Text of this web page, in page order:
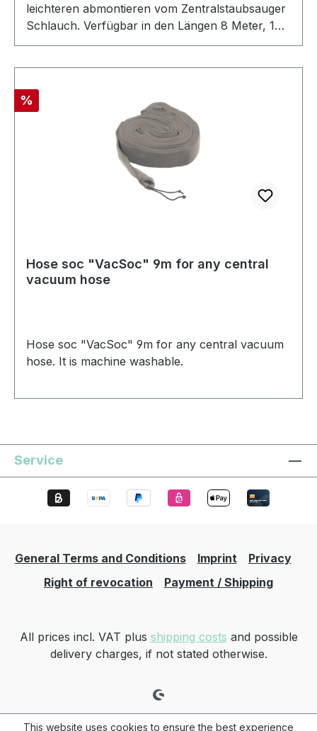
leichteren abmontieren vom Zentralstaubsauger
Schlauch. Verfügbar in den Längen 8 Meter, 10
Meter und 12 Meter. Farbe: Dunkelblau mit
Discount
%
Hose soc "VacSoc" 9m for any central
vacuum hose
Hose soc "VacSoc" 9m for any central vacuum
hose. It is machine washable.
Service
General Terms and Conditions Imprint
Privacy
Right of revocation
Payment / Shipping
All prices incl. VAT plus shipping costs and possible
delivery charges, if not stated otherwise.
This website uses cookies to ensure the best experience